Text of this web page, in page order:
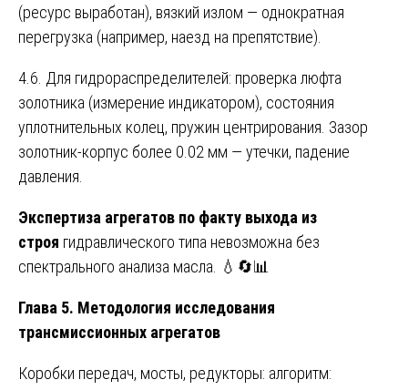
(ресурс выработан), вязкий излом — однократная
перегрузка (например, наезд на препятствие).
4.6. Для гидрораспределителей: проверка люфта
золотника (измерение индикатором), состояния
уплотнительных колец, пружин центрирования. Зазор
золотник-корпус более 0.02 мм — утечки, падение
давления.
Экспертиза агрегатов по факту выхода из
строя гидравлического типа невозможна без
спектрального анализа масла. 💧🔄📊
Глава 5. Методология исследования
трансмиссионных агрегатов
Коробки передач, мосты, редукторы: алгоритм: